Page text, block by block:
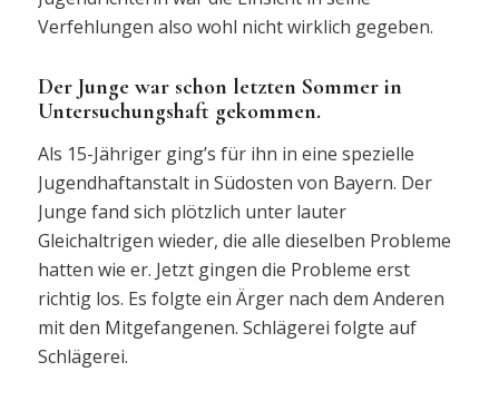
Verfehlungen also wohl nicht wirklich gegeben.
Der Junge war schon letzten Sommer in
Untersuchungshaft gekommen.
Als 15-Jähriger ging’s für ihn in eine spezielle
Jugendhaftanstalt in Südosten von Bayern. Der
Junge fand sich plötzlich unter lauter
Gleichaltrigen wieder, die alle dieselben Probleme
hatten wie er. Jetzt gingen die Probleme erst
richtig los. Es folgte ein Ärger nach dem Anderen
mit den Mitgefangenen. Schlägerei folgte auf
Schlägerei.